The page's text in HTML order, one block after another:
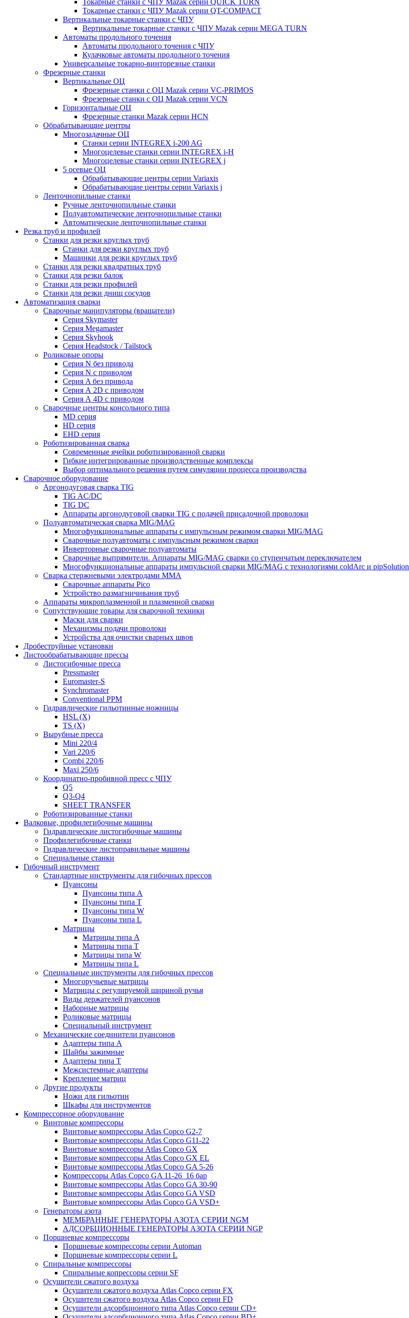
Токарные станки с ЧПУ Mazak серии QT-COMPACT
Вертикальные токарные станки с ЧПУ
Вертикальные токарные станки с ЧПУ Mazak серии MEGA TURN
Автоматы продольного точения
Автоматы продольного точения с ЧПУ
Кулачковые автоматы продольного точения
Универсальные токарно-винторезные станки
Фрезерные станки
Вертикальные ОЦ
Фрезерные станки с ОЦ Mazak серии VC-PRIMOS
Фрезерные станки с ОЦ Mazak серии VCN
Горизонтальные ОЦ
Фрезерные станки Mazak серии HCN
Обрабатывающие центры
Многозадачные ОЦ
Cтанки серии INTEGREX i-200 AG
Многоцелевые станки серии INTEGREX i-H
Многоцелевые станки серии INTEGREX j
5 осевые ОЦ
Обрабатывающие центры серии Variaxis
Обрабатывающие центры серии Variaxis j
Ленточнопильные станки
Ручные ленточнопильные станки
Полуавтоматические ленточнопильные станки
Автоматические ленточнопильные станки
Резка труб и профилей
Станки для резки круглых труб
Станки для резки круглых труб
Машинки для резки круглых труб
Станки для резки квадратных труб
Станки для резки балок
Станки для резки профилей
Станки для резки днищ сосудов
Автоматизация сварки
Сварочные манипуляторы (вращатели)
Серия Skymaster
Серия Megamaster
Серия Skyhook
Серия Headstock / Tailstock
Роликовые опоры
Серия N без привода
Серия N с приводом
Серия A без привода
Серия А 2D с приводом
Серия А 4D с приводом
Сварочные центры консольного типа
MD серия
HD серия
EHD серия
Роботизированная сварка
Современные ячейки роботизированной сварки
Гибкие интегрированные производственные комплексы
Выбор оптимального решения путем симуляции процесса производства
Сварочное оборудование
Аргонодуговая сварка TIG
TIG AC/DC
TIG DC
Аппараты аргонодуговой сварки TIG с подачей присадочной проволоки
Полуавтоматическая сварка MIG/MAG
Многофункциональные аппараты с импульсным режимом сварки MIG/MAG
Сварочные полуавтоматы с импульсным режимом сварки
Инверторные сварочные полуавтоматы
Сварочные выпрямители. Аппараты MIG/MAG сварки со ступенчатым переключателем
Многофункциональные аппараты импульсной сварки MIG/MAG с технологиями coldArc и pipSolution
Сварка стержневыми электродами MMA
Сварочные аппараты Pico
Устройство размагничивания труб
Аппараты микроплазменной и плазменной сварки
Сопутствующие товары для сварочной техники
Маски для сварки
Механизмы подачи проволоки
Устройства для очистки сварных швов
Дробеструйные установки
Листообрабатывающие прессы
Листогибочные пресса
Pressmaster
Euromaster-S
Synchromaster
Conventional PPM
Гидравлические гильотинные ножницы
HSL (X)
TS (X)
Вырубные пресса
Mini 220/4
Vari 220/6
Combi 220/6
Maxi 250/6
Координатно-пробивной пресс с ЧПУ
Q5
Q3-Q4
SHEET TRANSFER
Роботизированные станки
Валковые, профилегибочные машины
Гидравлические листогибочные машины
Профилегибочные станки
Гидравлические листоправильные машины
Специальные станки
Гибочный инструмент
Стандартные инструменты для гибочных прессов
Пуансоны
Пуансоны типа A
Пуансоны типа T
Пуансоны типа W
Пуансоны типа L
Матрицы
Матрицы типа A
Матрицы типа T
Матрицы типа W
Матрицы типа L
Специальные инструменты для гибочных прессов
Многоручьевые матрицы
Матрицы с регулируемой шириной ручья
Виды держателей пуансонов
Наборные матрицы
Роликовые матрицы
Специальный инструмент
Механические соединители пуансонов
Адаптеры типа A
Шайбы зажимные
Адаптеры типа T
Межсистемные адаптеры
Крепление матриц
Другие продукты
Ножи для гильотин
Шкафы для инструментов
Компрессорное оборудование
Винтовые компрессоры
Винтовые компрессоры Atlas Copco G2-7
Винтовые компрессоры Atlas Copco G11-22
Винтовые компрессоры Atlas Copco GX
Винтовые компрессоры Atlas Copco GX EL
Винтовые компрессоры Atlas Copco GA 5-26
Компрессоры Atlas Copco GA 11-26_16 бар
Винтовые компрессоры Atlas Copco GA 30-90
Винтовые компрессоры Atlas Copco GA VSD
Винтовые компрессоры Atlas Copco GA VSD+
Генераторы азота
МЕМБРАННЫЕ ГЕНЕРАТОРЫ АЗОТА СЕРИИ NGM
АДСОРБЦИОННЫЕ ГЕНЕРАТОРЫ АЗОТА СЕРИИ NGP
Поршневые компрессоры
Поршневые компрессоры серии Automan
Поршневые компрессоры серии L
Спиральные компрессоры
Спиральные копрессоры серии SF
Осушители сжатого воздуха
Осушители сжатого воздуха Atlas Copco серии FX
Осушители сжатого воздуха Atlas Copco серии FD
Осушители адсорбционного типа Atlas Copco серии СD+